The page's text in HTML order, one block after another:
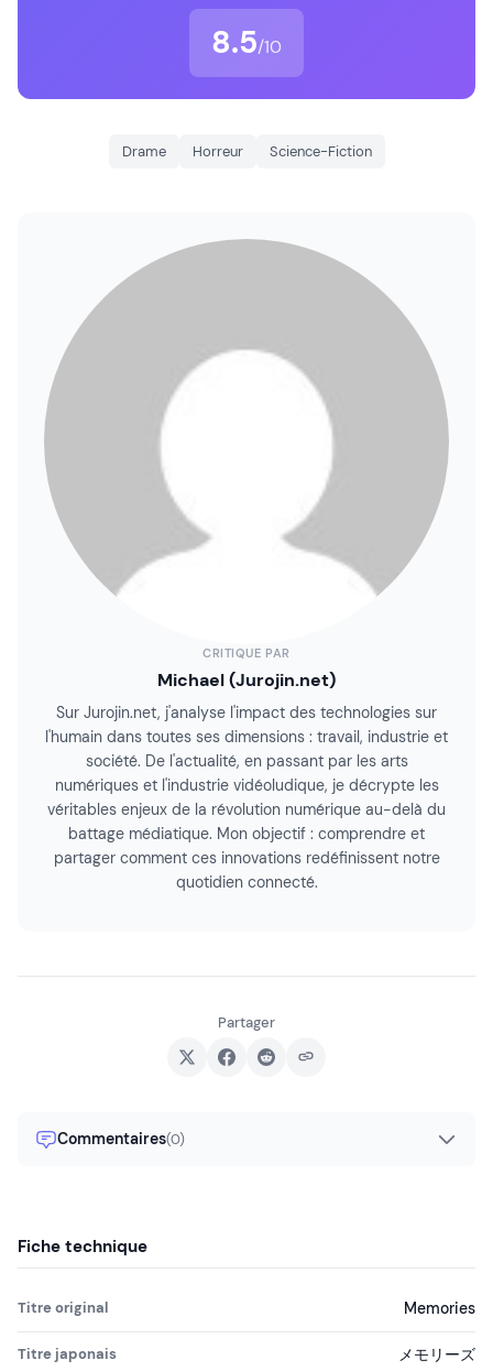
8.5/10
Drame Horreur Science-Fiction
CRITIQUE PAR
Michael (Jurojin.net)
Sur Jurojin.net, j'analyse l'impact des technologies sur
l'humain dans toutes ses dimensions : travail, industrie et
société. De l'actualité, en passant par les arts
numériques et l'industrie vidéoludique, je décrypte les
véritables enjeux de la révolution numérique au-delà du
battage médiatique. Mon objectif : comprendre et
partager comment ces innovations redéfinissent notre
quotidien connecté.
Partager
Commentaires(0)
Fiche technique
Titre original Memories
Titre japonais メモリーズ